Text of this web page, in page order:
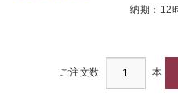
白ツ
納期： 12
ご注文数 本